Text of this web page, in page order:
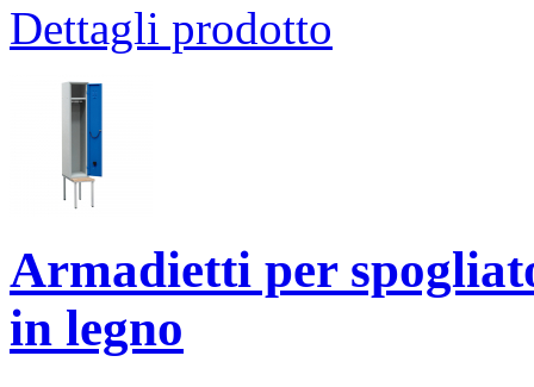
Dettagli prodotto
Armadietti per
in legno